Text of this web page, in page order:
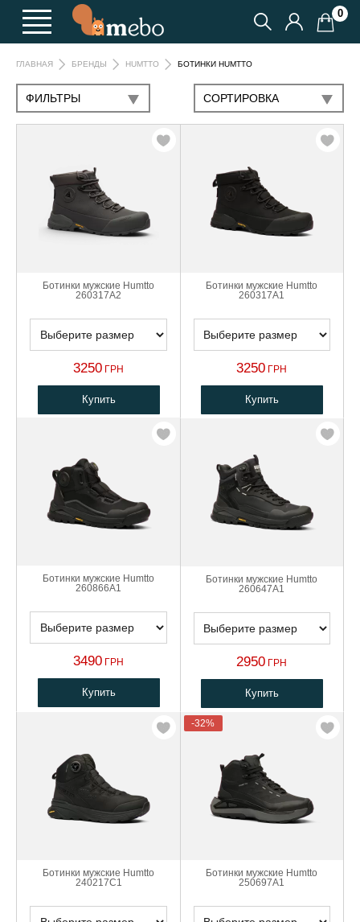
0
ГЛАВНАЯ БРЕНДЫ HUMTTO БОТИНКИ HUMTTO
ФИЛЬТРЫ CОРТИРОВКА
Ботинки мужские Humtto
260317A2
3250 ГРН
Купить
Ботинки мужские Humtto
260317A1
3250 ГРН
Купить
Ботинки мужские Humtto
260866A1
3490 ГРН
Купить
Ботинки мужские Humtto
260647A1
2950 ГРН
Купить
Ботинки мужские Humtto
240217C1
-32%
Ботинки мужские Humtto
250697A1